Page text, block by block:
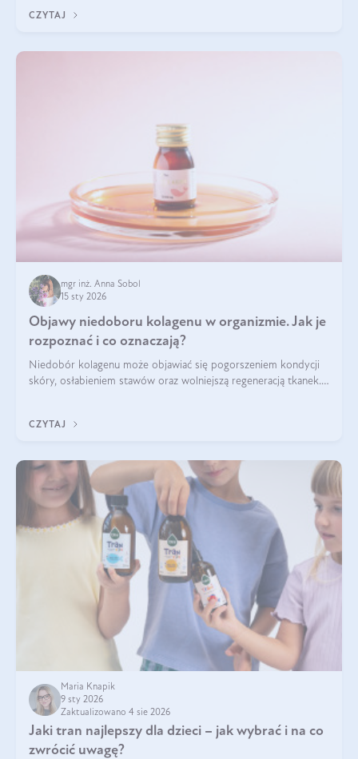
funkcjonowanie (
CZYTAJ
mgr inż. Anna Sobol
15 sty 2026
Objawy niedoboru kolagenu w organizmie. Jak je
rozpoznać i co oznaczają?
Niedobór kolagenu może objawiać się pogorszeniem kondycji
skóry, osłabieniem stawów oraz wolniejszą regeneracją tkanek.
osłabienie włosów.
CZYTAJ
Maria Knapik
9 sty 2026
Zaktualizowano 4 sie 2026
Jaki tran najlepszy dla dzieci – jak wybrać i na co
zwrócić uwagę?